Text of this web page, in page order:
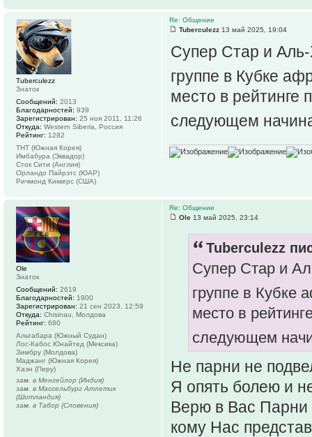
Re: Общение
Tuberculezz 13 май 2025, 19:04
Супер Стар и
группе в Кубке
место в рейтинге
следующем
Tuberculezz
Знаток
Сообщений: 2013
Благодарностей: 939
Зарегистрирован: 25 ноя 2011, 11:26
Откуда: Western Siberia, Россия
Рейтинг: 1282
ТНТ (Южная Корея)
Имбабура (Эквадор)
Сток Сити (Англия)
Орландо Пайрэтс (ЮАР)
Ричмонд Киккерс (США)
Re: Общение
Ole 13 май 2025, 23:14
Tuberculezz
Супер Стар и
группе в Кубке
место в
следующем
Не парни не
Я опять болею и
Верю в Вас Парни
кому Нас
Ole
Знаток
Сообщений: 2619
Благодарностей: 1900
Зарегистрирован: 21 сен 2023, 12:59
Откуда: Chisinau, Молдова
Рейтинг: 680
Альтабара (Южный Судан)
Лос-Кабос Юнайтед (Мексика)
Зимбру (Молдова)
Маджанг (Южная Корея)
Хаэн (Перу)
зам. в Менгейлор (Индия)
зам. в Массельбург Атлетик
(Шотландия)
зам. в Табор (Словения)